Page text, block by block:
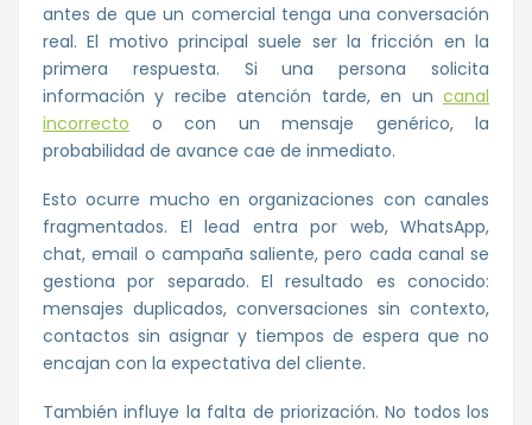
antes de que un comercial tenga una conversación
real. El motivo principal suele ser la fricción en la
primera respuesta. Si una persona solicita
información y recibe atención tarde, en un canal
incorrecto o con un mensaje genérico, la
probabilidad de avance cae de inmediato.
Esto ocurre mucho en organizaciones con canales
fragmentados. El lead entra por web, WhatsApp,
chat, email o campaña saliente, pero cada canal se
gestiona por separado. El resultado es conocido:
mensajes duplicados, conversaciones sin contexto,
contactos sin asignar y tiempos de espera que no
encajan con la expectativa del cliente.
También influye la falta de priorización. No todos los